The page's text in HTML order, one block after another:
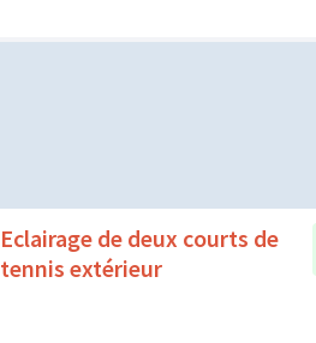
Eclairage de deux courts de
tennis extérieur